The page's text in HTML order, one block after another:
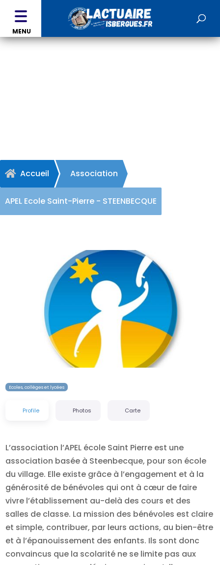
MENU
 Accueil Association
APEL Ecole Saint-Pierre - STEENBECQUE
Précédent
Ecoles, collèges et lycées
Profile Photos Carte
L’association l’APEL école Saint Pierre est une
association basée à Steenbecque, pour son école
du village. Elle existe grâce à l’engagement et à la
générosité de bénévoles qui ont à cœur de faire
vivre l’établissement au-delà des cours et des
salles de classe. La mission des bénévoles est claire
et simple, contribuer, par leurs actions, au bien-être
et à l’épanouissement des enfants. Ils sont donc
convaincus que la scolarité ne se limite pas aux